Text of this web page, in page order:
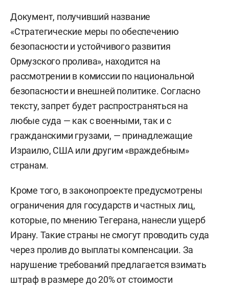
Документ, получивший название
«Стратегические меры по обеспечению
безопасности и устойчивого развития
Ормузского пролива», находится на
рассмотрении в комиссии по национальной
безопасности и внешней политике. Согласно
тексту, запрет будет распространяться на
любые суда — как с военными, так и с
гражданскими грузами, — принадлежащие
Израилю, США или другим «враждебным»
странам.
Кроме того, в законопроекте предусмотрены
ограничения для государств и частных лиц,
которые, по мнению Тегерана, нанесли ущерб
Ирану. Такие страны не смогут проводить суда
через пролив до выплаты компенсации. За
нарушение требований предлагается взимать
штраф в размере до 20% от стоимости